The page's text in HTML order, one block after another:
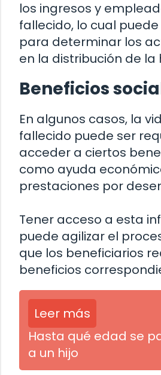
los ingresos y
fallecido, lo cual
para determinar los
en la distribución de la
Beneficios
En algunos casos, la
fallecido puede ser
acceder a ciertos
como ayuda
prestaciones por
Tener acceso a esta
puede agilizar el
que los beneficiarios
beneficios
Leer más
Hasta qué edad se
a un hijo